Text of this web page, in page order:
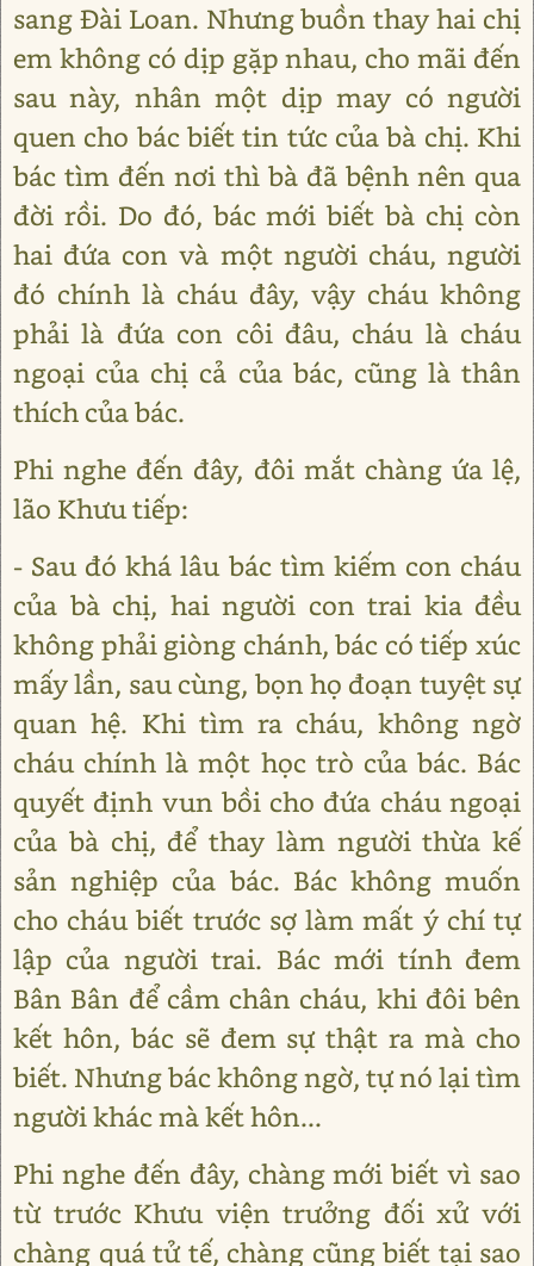
sang Đài Loan. Nhưng buồn thay hai chị
em không có dịp gặp nhau, cho mãi đến
sau này, nhân một dịp may có người
quen cho bác biết tin tức của bà chị. Khi
bác tìm đến nơi thì bà đã bệnh nên qua
đời rồi. Do đó, bác mới biết bà chị còn
hai đứa con và một người cháu, người
đó chính là cháu đây, vậy cháu không
phải là đứa con côi đâu, cháu là cháu
ngoại của chị cả của bác, cũng là thân
thích của bác.
Phi nghe đến đây, đôi mắt chàng ứa lệ,
lão Khưu tiếp:
- Sau đó khá lâu bác tìm kiếm con cháu
của bà chị, hai người con trai kia đều
không phải giòng chánh, bác có tiếp xúc
mấy lần, sau cùng, bọn họ đoạn tuyệt sự
quan hệ. Khi tìm ra cháu, không ngờ
cháu chính là một học trò của bác. Bác
quyết định vun bồi cho đứa cháu ngoại
của bà chị, để thay làm người thừa kế
sản nghiệp của bác. Bác không muốn
cho cháu biết trước sợ làm mất ý chí tự
lập của người trai. Bác mới tính đem
Bân Bân để cầm chân cháu, khi đôi bên
kết hôn, bác sẽ đem sự thật ra mà cho
biết. Nhưng bác không ngờ, tự nó lại tìm
người khác mà kết hôn...
Phi nghe đến đây, chàng mới biết vì sao
từ trước Khưu viện trưởng đối xử với
chàng quá tử tế, chàng cũng biết tại sao